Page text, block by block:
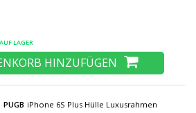
AUF LAGER
HINZUFÜGEN
PUGB iPhone 6S Plus Hülle Luxusrahmen